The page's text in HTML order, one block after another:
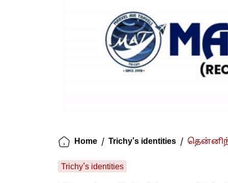
Home / Trichy's identities /
Trichy's identities